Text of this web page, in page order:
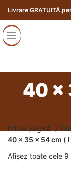
Livrare GRATUITĂ
40 x
Prima pagină
40 x 35 x 54 cm ( l
Afișez toate cele